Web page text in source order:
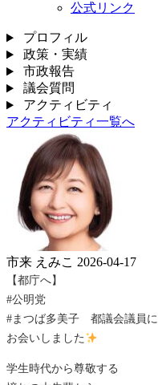
公式リンク
プロフィル
政策・実績
市政報告
議会質問
アクティビティ
アクティビティ一覧へ
市来 えみこ 2026-04-17
【都庁へ】
#公明党
#まつば多美子 都議会議員に
お会いしました
学生時代から尊敬する